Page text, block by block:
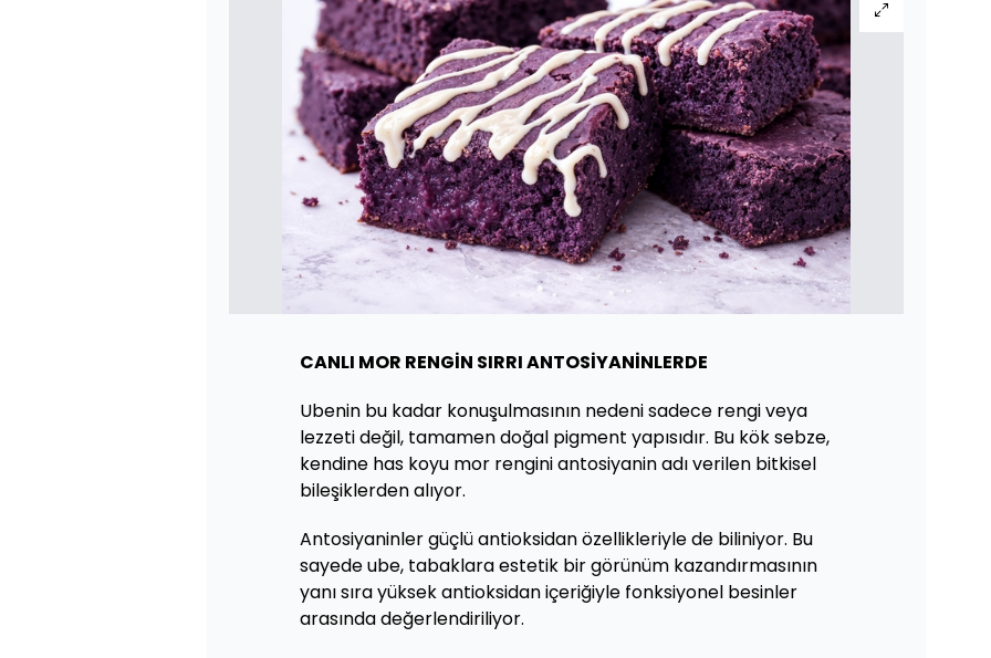
CANLI MOR RENGİN SIRRI ANTOSİYANİNLERDE
Ubenin bu kadar konuşulmasının nedeni sadece rengi veya
lezzeti değil, tamamen doğal pigment yapısıdır. Bu kök sebze,
kendine has koyu mor rengini antosiyanin adı verilen bitkisel
bileşiklerden alıyor.
Antosiyaninler güçlü antioksidan özellikleriyle de biliniyor. Bu
sayede ube, tabaklara estetik bir görünüm kazandırmasının
yanı sıra yüksek antioksidan içeriğiyle fonksiyonel besinler
arasında değerlendiriliyor.